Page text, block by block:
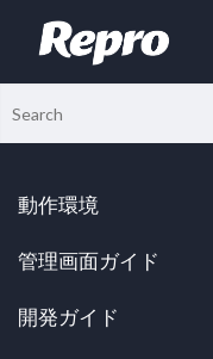
動作環境
管理画面ガイド
開発ガイド